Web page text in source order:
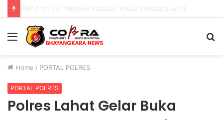
Menu
Home / PORTAL POLRES
PORTAL POLRES
Polres Lahat Gelar Buka